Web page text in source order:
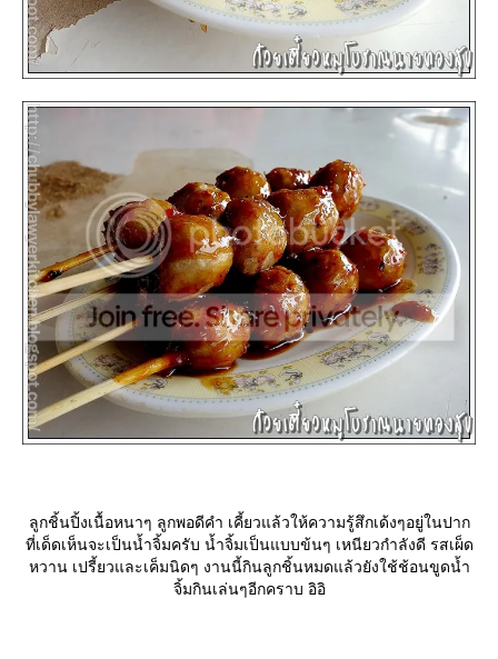
ลูกชิ้นปิ้งเนื้อหนาๆ ลูกพอดีคำ เคี้ยวแล้วให้ความรู้สึกเด้งๆอยู่ในปาก
ที่เด็ดเห็นจะเป็นน้ำจิ้มครับ น้ำจิ้มเป็นแบบข้นๆ เหนียวกำลังดี รสเผ็ด
หวาน เปรี้ยวและเค็มนิดๆ งานนี้กินลูกชิ้นหมดแล้วยังใช้ช้อนขูดน้ำ
จิ้มกินเล่นๆอีกคราบ อิอิ